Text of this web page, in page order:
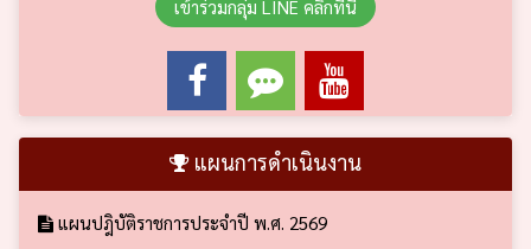
เข้าร่วมกลุ่ม LINE คลิกที่นี่
แผนการดำเนินงาน
แผนปฎิบัติราชการประจำปี พ.ศ. 2569